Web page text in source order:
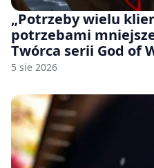
„Potrzeby wielu
potrzebami
Twórca serii God of
rozumie, dlaczego
5 sie 2026